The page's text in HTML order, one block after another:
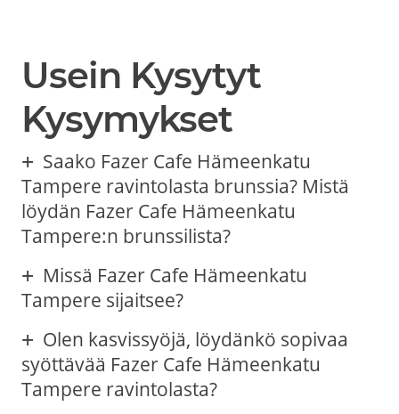
Usein Kysytyt
Kysymykset
Saako Fazer Cafe Hämeenkatu
Tampere ravintolasta brunssia? Mistä
löydän Fazer Cafe Hämeenkatu
Tampere:n brunssilista?
Missä Fazer Cafe Hämeenkatu
Tampere sijaitsee?
Olen kasvissyöjä, löydänkö sopivaa
syöttävää Fazer Cafe Hämeenkatu
Tampere ravintolasta?